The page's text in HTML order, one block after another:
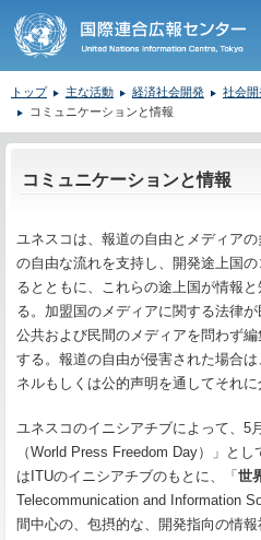
トップ 主な活動 経済社会開発 社会開
コミュニケーションと情報
コミュニケーションと情報
ユネスコは、報道の自由とメディア
の自由な流れを支持し、開発途上国
るとともに、これらの途上国が情報
る。加盟国のメディアに関する法律
公共および民間のメディアを問わず
する。報道の自由が侵害された場合
ネルもしくは公的声明を通してそれに
ユネスコのイニシアチブによって、5
（World Press Freedom Day）」と
はITUのイニシアチブのもとに、「 世
Telecommunication and Information
間中心の、包摂的な、開発指向の情報